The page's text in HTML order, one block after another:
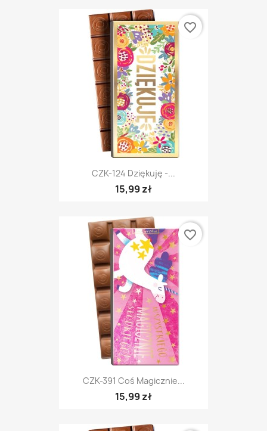
CZK-124 Dziękuję -...
15,99 zł
favorite_border
CZK-391 Coś Magicznie...
15,99 zł
favorite_border